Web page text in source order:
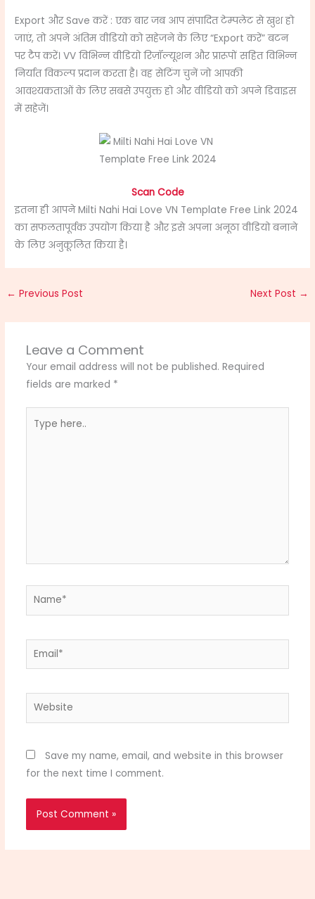
Export और Save करें : एक बार जब आप संपादित टेम्पलेट से खुश हो
जाएं, तो अपने अंतिम वीडियो को सहेजने के लिए “Export करें” बटन
पर टैप करें। VV विभिन्न वीडियो रिज़ॉल्यूशन और प्रारूपों सहित विभिन्न
निर्यात विकल्प प्रदान करता है। वह सेटिंग चुनें जो आपकी
आवश्यकताओं के लिए सबसे उपयुक्त हो और वीडियो को अपने डिवाइस
में सहेजें।
Scan Code
इतना ही आपने Milti Nahi Hai Love VN Template Free Link 2024
का सफलतापूर्वक उपयोग किया है और इसे अपना अनूठा वीडियो बनाने
के लिए अनुकूलित किया है।
← Previous Post Next Post →
Leave a Comment
Your email address will not be published. Required
fields are marked *
here..
Name*
Email*
Website
Save my name, email, and website in this browser
for the next time I comment.